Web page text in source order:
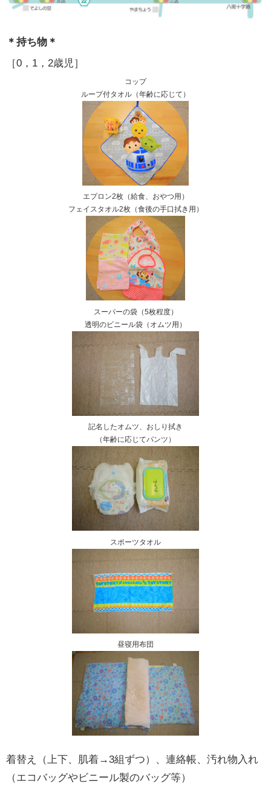
＊持ち物＊
［0，1，2歳児］
コップ
ループ付タオル（年齢に応じて）
エプロン2枚（給食、おやつ用）
フェイスタオル2枚（食後の手口拭き用）
スーパーの袋（5枚程度）
透明のビニール袋（オムツ用）
記名したオムツ、おしり拭き
（年齢に応じてパンツ）
スポーツタオル
昼寝用布団
着替え（上下、肌着→3組ずつ）、連絡帳、汚れ物入れ
（エコバッグやビニール製のバッグ等）